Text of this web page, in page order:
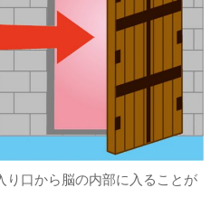
り口から脳の内部に入ることが